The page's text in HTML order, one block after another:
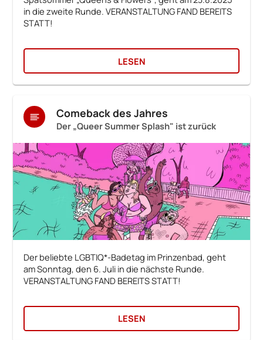
in die zweite Runde. VERANSTALTUNG FAND BEREITS
STATT!
LESEN
Comeback des Jahres
Der „Queer Summer Splash" ist zurück
Der beliebte LGBTIQ*-Badetag im Prinzenbad, geht
am Sonntag, den 6. Juli in die nächste Runde.
VERANSTALTUNG FAND BEREITS STATT!
LESEN